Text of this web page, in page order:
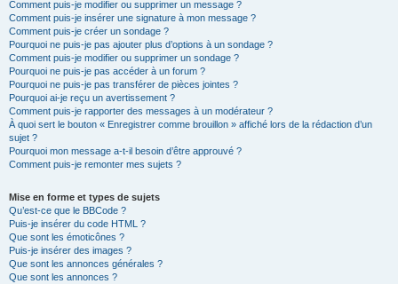
Comment puis-je modifier ou supprimer un message ?
Comment puis-je insérer une signature à mon message ?
Comment puis-je créer un sondage ?
Pourquoi ne puis-je pas ajouter plus d’options à un sondage ?
Comment puis-je modifier ou supprimer un sondage ?
Pourquoi ne puis-je pas accéder à un forum ?
Pourquoi ne puis-je pas transférer de pièces jointes ?
Pourquoi ai-je reçu un avertissement ?
Comment puis-je rapporter des messages à un modérateur ?
À quoi sert le bouton « Enregistrer comme brouillon » affiché lors de la rédaction d’un
sujet ?
Pourquoi mon message a-t-il besoin d’être approuvé ?
Comment puis-je remonter mes sujets ?
Mise en forme et types de sujets
Qu’est-ce que le BBCode ?
Puis-je insérer du code HTML ?
Que sont les émoticônes ?
Puis-je insérer des images ?
Que sont les annonces générales ?
Que sont les annonces ?